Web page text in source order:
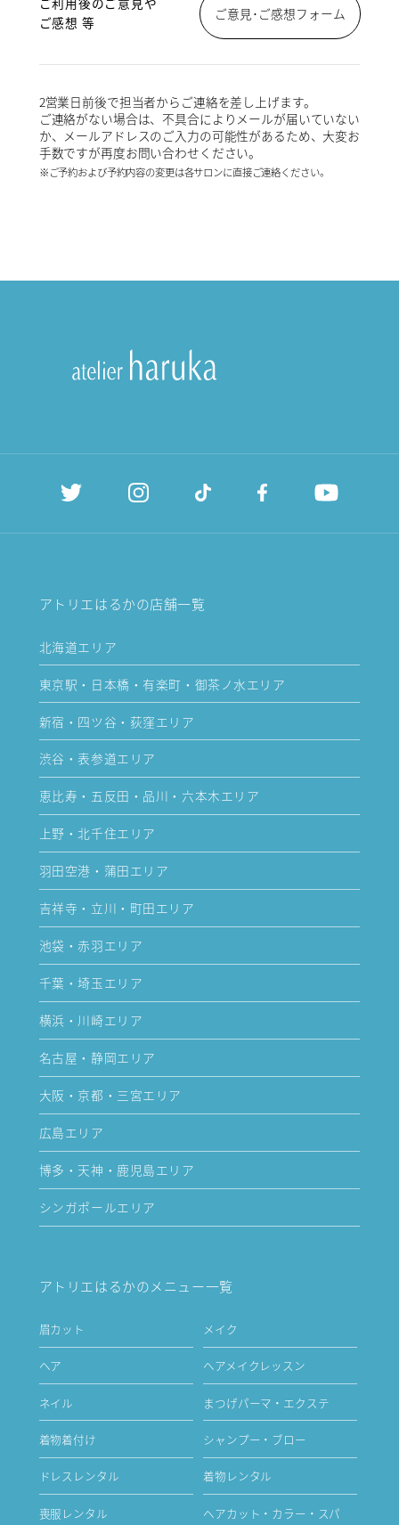
ご感想 等
ご意見･ご感想フォーム
2営業日前後で担当者からご連絡を差し上げます。
ご連絡がない場合は、不具合によりメールが届いていない
か、メールアドレスのご入力の可能性があるため、大変お
手数ですが再度お問い合わせください。
※ご予約および予約内容の変更は各サロンに直接ご連絡ください。
アトリエはるかの店舗一覧
北海道エリア
東京駅・日本橋・有楽町・御茶ノ水エリア
新宿・四ツ谷・荻窪エリア
渋谷・表参道エリア
恵比寿・五反田・品川・六本木エリア
上野・北千住エリア
羽田空港・蒲田エリア
吉祥寺・立川・町田エリア
池袋・赤羽エリア
千葉・埼玉エリア
横浜・川崎エリア
名古屋・静岡エリア
大阪・京都・三宮エリア
広島エリア
博多・天神・鹿児島エリア
シンガポールエリア
アトリエはるかのメニュー一覧
眉カット メイク
ヘア ヘアメイクレッスン
ネイル まつげパーマ・エクステ
着物着付け シャンプー・ブロー
ドレスレンタル 着物レンタル
喪服レンタル ヘアカット・カラー・スパ